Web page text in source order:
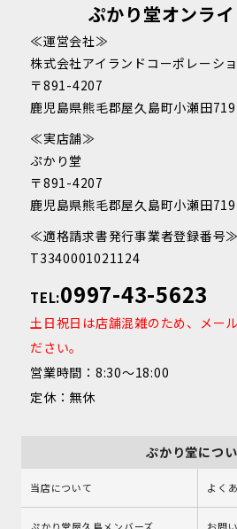
ぷかり堂オンラ
≪運営会社≫
株式会社アイランドコーポレーシ
〒891-4207
鹿児島県熊毛郡屋久島町小瀬田
≪実店舗≫
ぷかり堂
〒891-4207
鹿児島県熊毛郡屋久島町小瀬田
≪適格請求書発行事業者登録番号≫
T3340001021124
TEL:0997-43-5623
土日祝日は店舗混雑のため、メー
ださい。
営業時間：8:30～18:00
定休：無休
ぷかり堂につ
当店について よく
ぷかり堂屋久島メンバーズ お問